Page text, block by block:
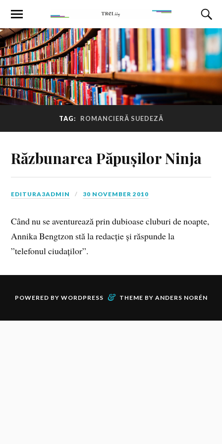
TAG: ROMANCIERĂ SUEDEZĂ
Răzbunarea Păpușilor Ninja
EDITURA3ADMIN 30 NOVEMBER 2010
Când nu se aventurează prin dubioase cluburi de noapte,
Annika Bengtzon stă la redacție și răspunde la
”telefonul ciudaților”.
POWERED BY WORDPRESS & THEME BY ANDERS NORÉN